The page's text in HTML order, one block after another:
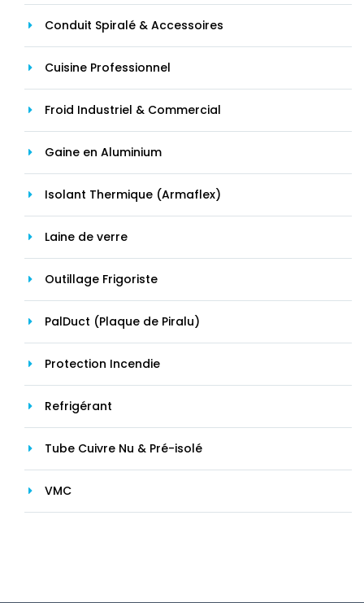
Conduit Spiralé & Accessoires
Cuisine Professionnel
Froid Industriel & Commercial
Gaine en Aluminium
Isolant Thermique (Armaflex)
Laine de verre
Outillage Frigoriste
PalDuct (Plaque de Piralu)
Protection Incendie
Refrigérant
Tube Cuivre Nu & Pré-isolé
VMC